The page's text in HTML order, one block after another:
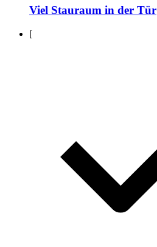
Viel Stauraum in der Tür
[